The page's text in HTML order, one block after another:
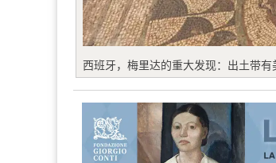
西班牙，梅里达的重大发现：出土带